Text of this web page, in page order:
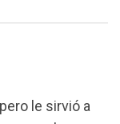
le sirvió a